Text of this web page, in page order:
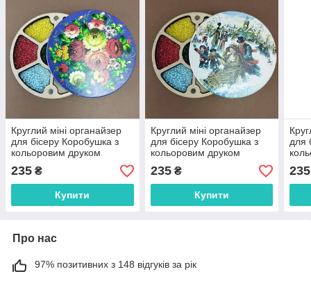
Круглий міні органайзер
для бісеру Коробушка з
кольоровим друком
(060166)
235 ₴
Купити
Круглий міні органайзер
для бісеру Коробушка з
кольоровим друком
(060167)
235₴
Купити
для
235
Про нас
97% позитивних з 148 відгуків за рік